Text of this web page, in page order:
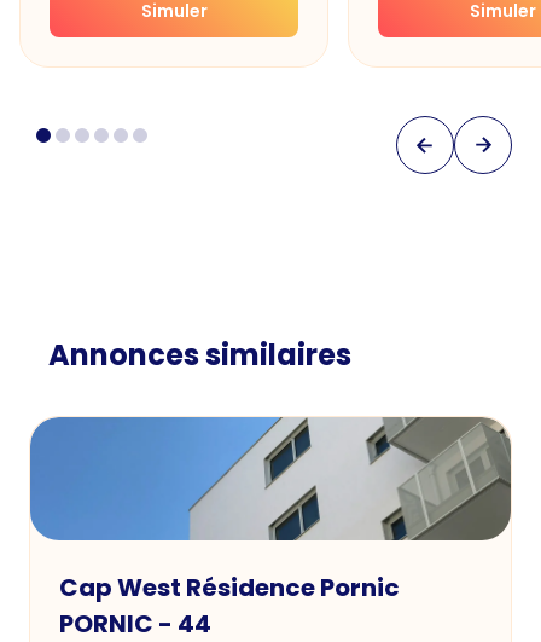
Simuler Simuler
Annonces similaires
Cap West Résidence Pornic
PORNIC - 44